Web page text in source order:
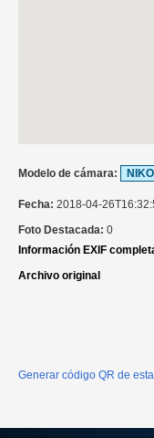
Modelo de cámara:
Fecha: 2018-04-
Foto Destacada: 0
Información EXIF
Archivo original
Generar código QR de